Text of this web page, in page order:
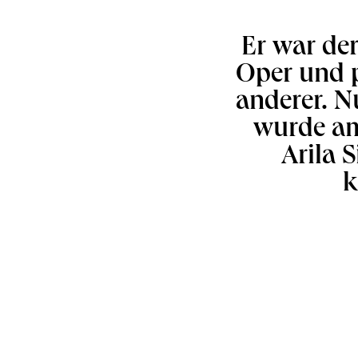
Er war
Oper und
anderer.
wurde
Arila